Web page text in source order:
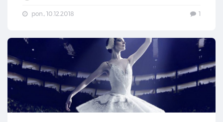
pon., 10.12.2018 1